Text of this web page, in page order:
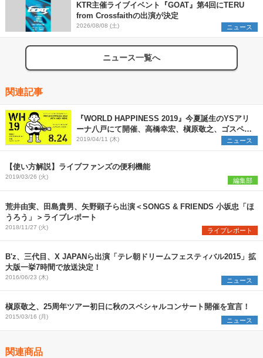
KTR主催ライブイベント『GOAT』第4回にTERU
from Crossfaithの出演が決定
2026/08/08 (土) ニュース
ニュース一覧へ
関連記事
『WORLD HAPPINESS 2019』今夏誕生のYSアリ
ーナ八戸にて開催、高橋幸宏、槇原敬之、ゴスペラ
ーズ第一弾出演者も発表
2019/04/11 (木) ニュース
【使い方解説】ライブファンズの便利機能
2019/03/26 (火) 編集部
荒井由実、田島貴男、矢野顕子ら出演＜SONGS & FRIENDS 小坂忠「ほ
うろう」＞ライブレポート
2018/11/27 (火) ライブレポート
B'z、三代目、X JAPANら出演「テレ朝ドリームフェスティバル2015」拡
大版一挙7時間で放送決定！
2016/06/23 (木) ニュース
槇原敬之、25周年ツアー初日に秋のスペシャルコンサート開催を宣言！
2015/03/16 (月) ニュース
関連商品